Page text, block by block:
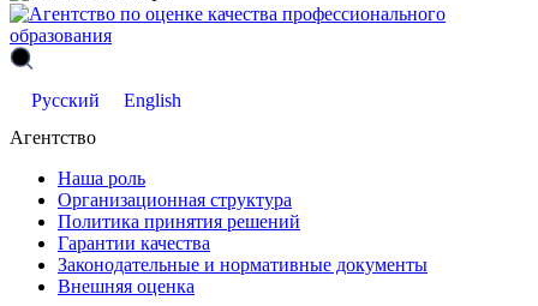
Русский
English
Агентство
Наша роль
Организационная структура
Политика принятия решений
Гарантии качества
Законодательные и нормативные документы
Внешняя оценка